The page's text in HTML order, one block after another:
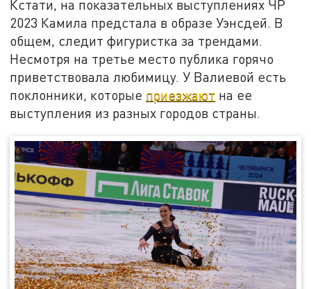
Кстати, на показательных выступлениях ЧР
2023 Камила предстала в образе Уэнсдей. В
общем, следит фигуристка за трендами.
Несмотря на третье место публика горячо
приветствовала любимицу. У Валиевой есть
поклонники, которые приезжают на ее
выступления из разных городов страны.